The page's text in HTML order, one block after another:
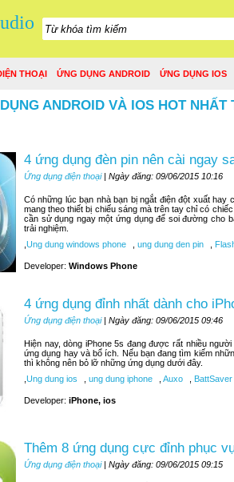
THOẠI ỨNG DỤNG ANDROID ỨNG DỤNG IOS
ANDROID VÀ IOS HOT NHẤT
4 ứng dụng đèn pin nên cài ngay
Ứng dụng điện thoại| Ngày đăng: 09/06/2015 10:16
Có những lúc bạn nhà bạn bị ngắt điện đột xuất hay
mang theo thiết bị chiếu sáng mà trên tay chỉ có
cần sử dụng ngay một ứng dụng để soi đường cho
trải nghiệm.
Ung dung windows phone ung dung den pin
Developer: Windows Phone
4 ứng dụng đỉnh nhất dành cho
Ứng dụng điện thoại| Ngày đăng: 09/06/2015 09:46
Hiện nay, dòng iPhone 5s đang được rất nhiều
ứng dụng hay và bổ ích. Nếu bạn đang tìm kiếm
thì không nên bỏ lỡ những ứng dụng dưới đây.
Ung dung ios ung dung iphone Auxo BattSaver
Developer: iPhone, ios
Thêm 8 ứng dụng cực đỉnh phục
Ứng dụng điện thoại| Ngày đăng: 09/06/2015 09:15